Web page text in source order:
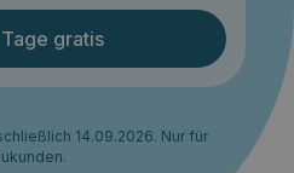
gratis
14.09.2026. Nur für